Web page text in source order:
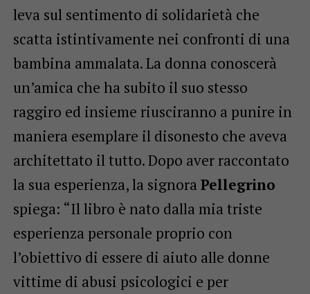
leva sul sentimento di solidarietà che
scatta istintivamente nei confronti di una
bambina ammalata. La donna conoscerà
un’amica che ha subito il suo stesso
raggiro ed insieme riusciranno a punire in
maniera esemplare il disonesto che aveva
architettato il tutto. Dopo aver raccontato
la sua esperienza, la signora Pellegrino
spiega: “Il libro è nato dalla mia triste
esperienza personale proprio con
l’obiettivo di essere di aiuto alle donne
vittime di abusi psicologici e per